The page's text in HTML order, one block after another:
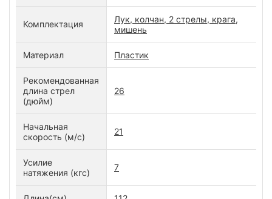
Комплектация
Лук, колчан, 2 стрелы, крага,
мишень
Материал Пластик
Рекомендованная
длина стрел
(дюйм)
26
Начальная
скорость (м/с)
21
Усилие
натяжения (кгс)
7